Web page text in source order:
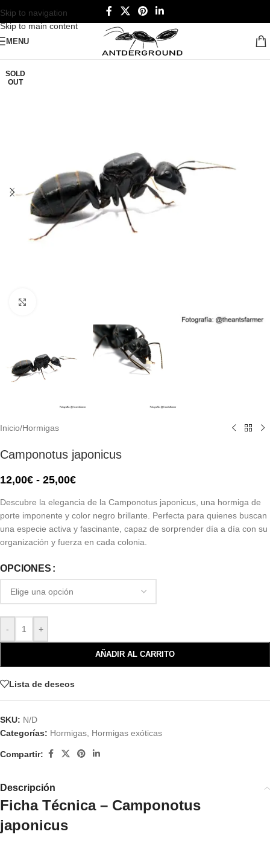
Skip to navigation
Skip to main content
MENU
SOLD
OUT
Inicio/Hormigas
Camponotus japonicus
12,00€ - 25,00€
Descubre la elegancia de la Camponotus japonicus, una hormiga de
porte imponente y color negro brillante. Perfecta para quienes buscan
una especie activa y fascinante, capaz de sorprender día a día con su
organización y fuerza en cada colonia.
OPCIONES
- +
AÑADIR AL CARRITO
Lista de deseos
SKU: N/D
Categorías: Hormigas, Hormigas exóticas
Compartir:
Descripción
Ficha Técnica – Camponotus
japonicus